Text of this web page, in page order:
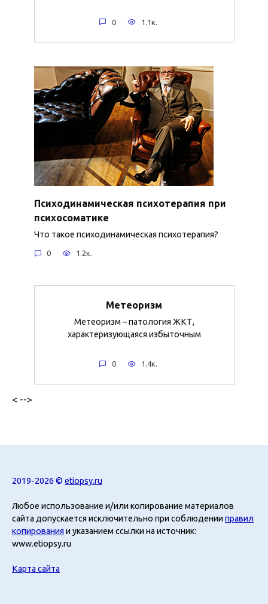
0 1.1к.
Психодинамическая психотерапия при
психосоматике
Что такое психодинамическая психотерапия?
0 1.2к.
Метеоризм
Метеоризм – патология ЖКТ,
характеризующаяся избыточным
0 1.4к.
< -->
2019-2026 © etiopsy.ru
Любое использование и/или копирование материалов
сайта допускается исключительно при соблюденииправил
копирования и указанием ссылки на источник:
www.etiopsy.ru
Карта сайта